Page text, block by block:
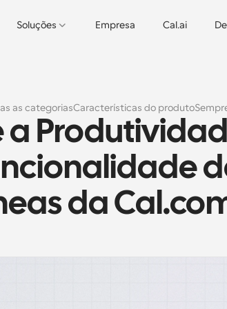
Soluções Empresa Cal.ai
as categoriasCaracterísticas do produto
a
da